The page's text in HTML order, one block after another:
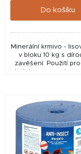
Do košíku
Minerální krmivo -
v bloku 10 kg s
zavěšení. Použití
skot, kozy, prasata a